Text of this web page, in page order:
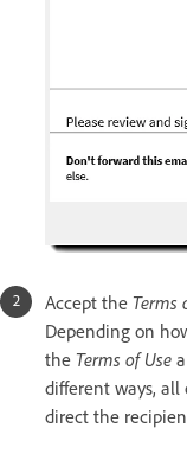
Accept the Terms
Depending on
the Terms of Use
different ways,
direct the